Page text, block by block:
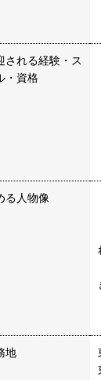
される経験・ス
・資格
る人物像
地